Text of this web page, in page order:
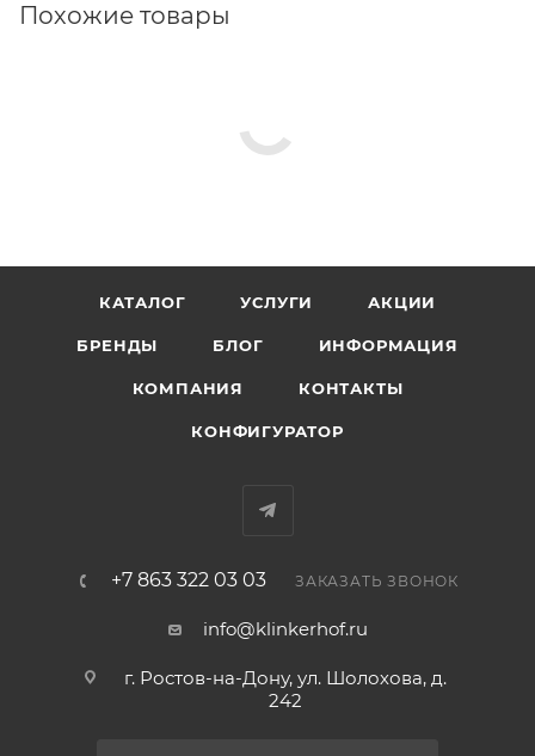
Похожие товары
КАТАЛОГ УСЛУГИ АКЦИИ
БРЕНДЫ БЛОГ ИНФОРМАЦИЯ
КОМПАНИЯ КОНТАКТЫ
КОНФИГУРАТОР
+7 863 322 03 03 ЗАКАЗАТЬ ЗВОНОК
info@klinkerhof.ru
г. Ростов-на-Дону, ул. Шолохова, д.
242